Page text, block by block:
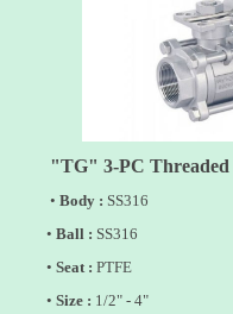
"TG" 3-PC Threaded
• Body : SS316
• Ball : SS316
• Seat : PTFE
• Size : 1/2" - 4"